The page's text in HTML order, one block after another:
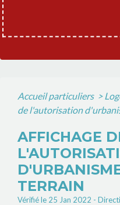
Accueil particuliers >
de l'autorisation
AFFICHAGE
TERRAIN
Vérifié le 25 Jan 2022 -